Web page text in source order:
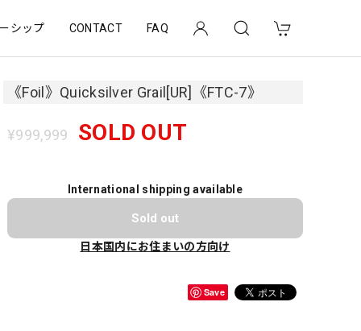
シップ CONTACT FAQ
《Foil》Quicksilver Grail[UR]《FTC-7》
¥999,999 SOLD OUT
International shipping available
Sold out
日本国内にお住まいの方向け
Save